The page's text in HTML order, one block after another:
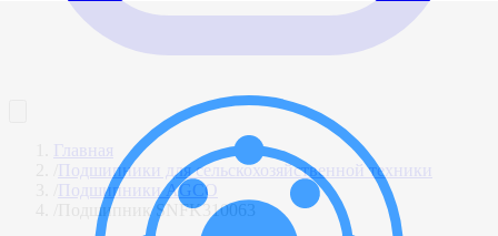
Главная
Подшипники для сельскохозяйственной техники
Подшипники AGCO
Подшипник SNFK310063